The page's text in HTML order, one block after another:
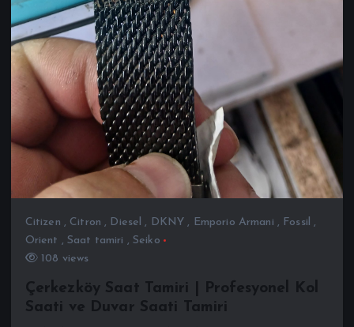
Citizen , Citron , Diesel , DKNY , Emporio Armani , Fossil ,
Orient , Saat tamiri , Seiko
108 views
Çerkezköy Saat Tamiri | Profesyonel Kol
Saati ve Duvar Saati Tamiri